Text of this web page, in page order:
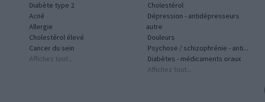
Diabète type 2
Acné
Allergie
Cholestérol élevé
Cancer du sein
Affichez tout...
Cholestérol
Dépression - antidépresseurs
autre
Douleurs
Psychose / schizophrénie - anti...
Diabètes - médicaments oraux
Affichez tout...